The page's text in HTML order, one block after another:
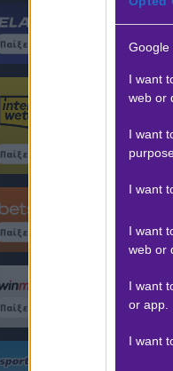
Google
I want
web or
I want
I want
I want
web or
I want
or app.
I want
Παίξε νόμιμα
Παίξε νόμιμα
Παίξε νόμιμα
Παίξε νόμιμα
Δείτε
Ο
E-
Over